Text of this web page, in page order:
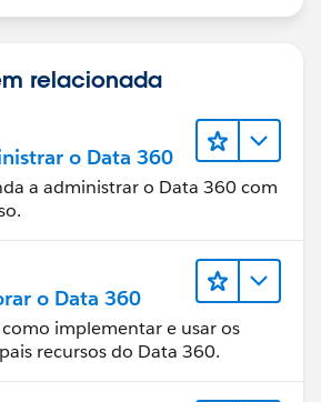
relacionada
o Data 360
a administrar o Data 360 com
o Data 360
como implementar e usar os
recursos do Data 360.